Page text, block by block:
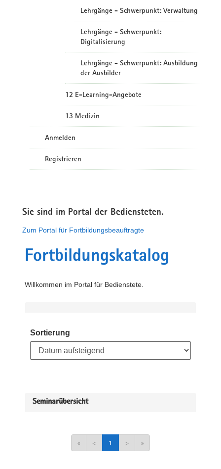
Lehrgänge - Schwerpunkt: Verwaltung
Lehrgänge - Schwerpunkt:
Digitalisierung
Lehrgänge - Schwerpunkt: Ausbildung
der Ausbilder
12 E-Learning-Angebote
13 Medizin
Anmelden
Registrieren
Sie sind im Portal der Bediensteten.
Zum Portal für Fortbildungsbeauftragte
Fortbildungskatalog
Willkommen im Portal für Bedienstete.
Sortierung
Seminarübersicht
« < 1 > »